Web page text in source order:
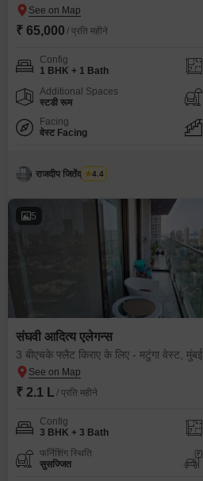
₹ 65,000 / प्रति महीने
Config
1 BHK + 1 Bath
Additional Spaces
स्टडी रूम
Facing
वेस्ट Facing
राजदीप जितेंद्र म्हात्रे
4.4
5
संघवी आदित्य एलेगन्स
3 बीएचके फ्लैट किराए के लिए - मटुंगा वेस्ट, मुंबई
₹ 2.1 L / प्रति महीने
Config
3 BHK + 3 Bath
फर्निशिंग स्थिति
सुसज्जित